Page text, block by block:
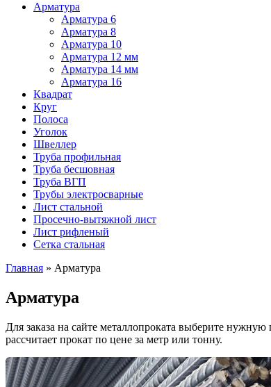
Арматура
Арматура 6
Арматура 8
Арматура 10
Арматура 12 мм
Арматура 14 мм
Арматура 16
Квадрат
Круг
Полоса
Уголок
Швеллер
Труба профильная
Труба бесшовная
Труба ВГП
Трубы электросварные
Лист стальной
Просечно-вытяжной лист
Лист рифленый
Сетка стальная
Главная » Арматура
Арматура
Для заказа на сайте металлопроката выберите
рассчитает прокат по цене за метр или тонну.